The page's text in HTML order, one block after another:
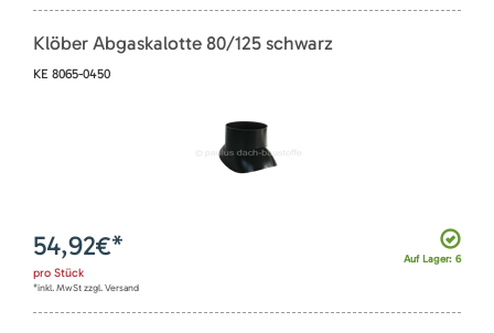
Klöber Abgaskalotte 80/125 schwarz
KE 8065-0450
Auf Lager: 6
54,92€*
pro Stück
*inkl. MwSt zzgl. Versand